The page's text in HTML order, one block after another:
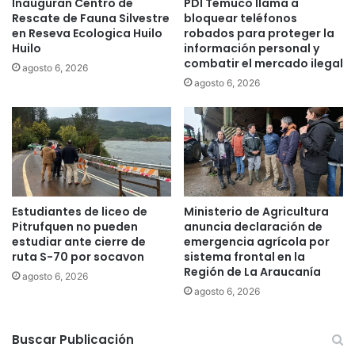
e
e
n
a
l
r
t
a
s
i
t
a
r
i
Rescate de Fauna Silvestre
en Reseva Ecologica Huilo
Huilo
agosto 6, 2026
bloquear teléfonos
robados para proteger la
información personal y
combatir el mercado ilegal
agosto 6, 2026
Estudiantes de liceo de
Pitrufquen no pueden
estudiar ante cierre de
ruta S-70 por socavon
agosto 6, 2026
Ministerio de Agricultura
anuncia declaración de
emergencia agrícola por
sistema frontal en la
Región de La Araucanía
agosto 6, 2026
Buscar Publicación